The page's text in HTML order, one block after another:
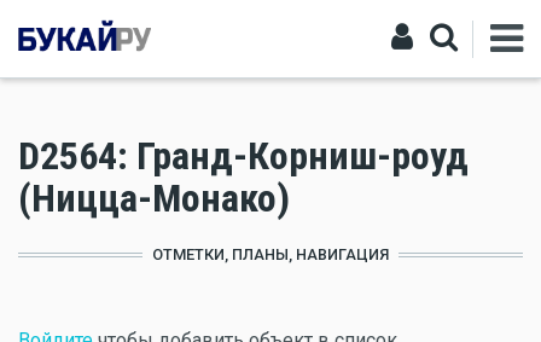
D2564: Гранд-Корниш-роуд
(Ницца-Монако)
ОТМЕТКИ, ПЛАНЫ, НАВИГАЦИЯ